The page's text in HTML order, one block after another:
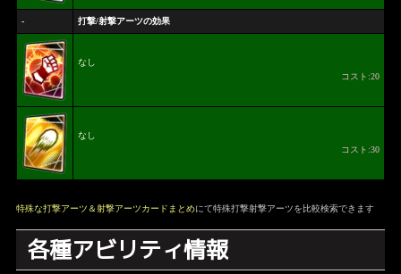
- 打撃/射撃アーツの効果
なし
コスト:20
なし
コスト:30
特殊な打撃アーツ＆射撃アーツカードまとめにて特殊打撃射撃アーツを比較検索できます
各種アビリティ情報